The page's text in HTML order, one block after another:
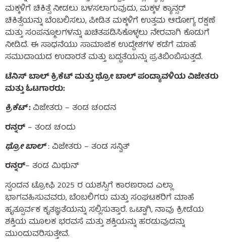
ಮಕ್ಕಳಿಗೆ ಚಿಕಿತ್ಸೆ ನೀಡಲು ಬಳಸಲಾಗುವುದು, ಮಕ್ಕಳ ಕ್ಯಾನ್ಸರ್
ಚಿಕಿತ್ಸೆಯನ್ನು ಬೆಂಬಲಿಸಲು, ಪೀಡಿತ ಮಕ್ಕಳಿಗೆ ಉತ್ತಮ ಆರೋಗ್ಯ ರಕ್ಷಣೆ
ಮತ್ತು ಸಂಪನ್ಮೂಲಗಳನ್ನು ಖಚಿತಪಡಿಸಿಕೊಳ್ಳಲು ನೇರವಾಗಿ ಕೊಡುಗೆ
ನೀಡಿದೆ. ಈ ಸಾಧನೆಯು ಸಾಮಾಜಿಕ ಉದ್ದೇಶಗಳ ಕಡೆಗೆ ಮಾಹೆ
ಸಮುದಾಯದ ಉದಾರತೆ ಮತ್ತು ಬದ್ಧತೆಯನ್ನು ಪ್ರತಿಬಿಂಬಿಸುತ್ತದೆ.
ಟೆನಿಸ್ ಬಾಲ್ ಕ್ರಿಕೆಟ್ ಮತ್ತು ಥ್ರೋ ಬಾಲ್ ಪಂದ್ಯಾವಳಿಯ ವಿಜೇತರು
ಮತ್ತು ಓಟಗಾರರು:
ಕ್ರಿಕೆಟ್:ವಿಜೇತರು – ತಂಡ ಚಂದನ
ರನ್ನರ್ – ತಂಡ ಚಂದು
ಥ್ರೋ ಬಾಲ್: ವಿಜೇತರು – ತಂಡ ಸನ್ವಿತ್
ರನ್ನರ್– ತಂಡ ಮಿಥುನ್
ಸ್ಪಂದನ ಟ್ರೋಫಿ 2025 ರ ಯಶಸ್ಸಿಗೆ ಕಾರಣರಾದ ಎಲ್ಲಾ
ಭಾಗವಹಿಸುವವರು, ಬೆಂಬಲಿಗರು ಮತ್ತು ಸಂಘಟಕರಿಗೆ ಮಾಹೆ
ಹೃತ್ಪೂರ್ವಕ ಕೃತಜ್ಞತೆಯನ್ನು ಸಲ್ಲಿಸುತ್ತಾರೆ. ಒಟ್ಟಾಗಿ, ನಾವು ಕ್ರೀಡೆಯ
ಶಕ್ತಿಯ ಮೂಲಕ ಭರವಸೆ ಮತ್ತು ಶಕ್ತಿಯನ್ನು ಹರಡುವುದನ್ನು
ಮುಂದುವರಿಸುತ್ತೇವೆ.